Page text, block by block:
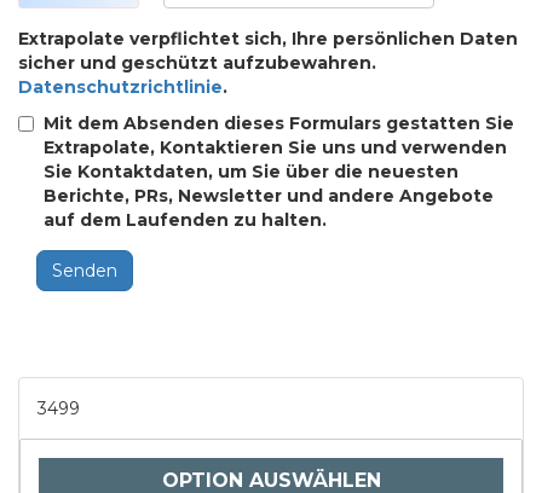
Extrapolate verpflichtet sich, Ihre persönlichen Daten
sicher und geschützt aufzubewahren.
Datenschutzrichtlinie.
Mit dem Absenden dieses Formulars gestatten Sie
Extrapolate, Kontaktieren Sie uns und verwenden
Sie Kontaktdaten, um Sie über die neuesten
Berichte, PRs, Newsletter und andere Angebote
auf dem Laufenden zu halten.
Senden
3499
OPTION AUSWÄHLEN